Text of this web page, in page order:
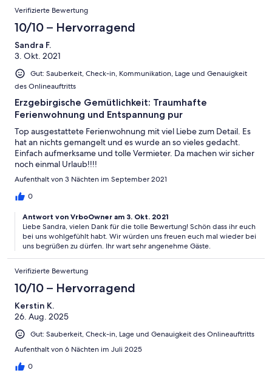
Verifizierte Bewertung
10/10 – Hervorragend
Sandra F.
3. Okt. 2021
Gut: Sauberkeit, Check-in, Kommunikation, Lage und Genauigkeit
des Onlineauftritts
Erzgebirgische Gemütlichkeit: Traumhafte
Ferienwohnung und Entspannung pur
Top ausgestattete Ferienwohnung mit viel Liebe zum Detail. Es
hat an nichts gemangelt und es wurde an so vieles gedacht.
Einfach aufmerksame und tolle Vermieter. Da machen wir sicher
noch einmal Urlaub!!!!
Aufenthalt von 3 Nächten im September 2021
0
Antwort von VrboOwner am 3. Okt. 2021
Liebe Sandra, vielen Dank für die tolle Bewertung! Schön dass ihr euch
bei uns wohlgefühlt habt. Wir würden uns freuen euch mal wieder bei
uns begrüßen zu dürfen. Ihr wart sehr angenehme Gäste.
Verifizierte Bewertung
10/10 – Hervorragend
Kerstin K.
26. Aug. 2025
Gut: Sauberkeit, Check-in, Lage und Genauigkeit des Onlineauftritts
Aufenthalt von 6 Nächten im Juli 2025
0